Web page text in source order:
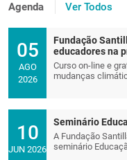
Agenda Ver Todos
05
AGO
2026
Fundação
educadores na
Curso on-line e
mudanças
10
JUN 2026
Seminário
A Fundação
seminário